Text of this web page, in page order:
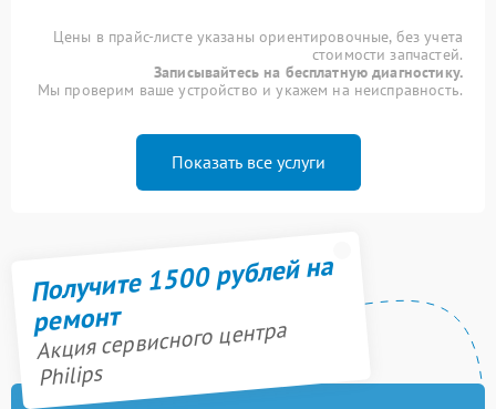
Цены в прайс-листе указаны ориентировочные, без учета
стоимости запчастей.
Записывайтесь на бесплатную диагностику.
Мы проверим ваше устройство и укажем на неисправность.
Показать все услуги
Получите 1500 рублей на
ремонт
Акция сервисного центра
Philips